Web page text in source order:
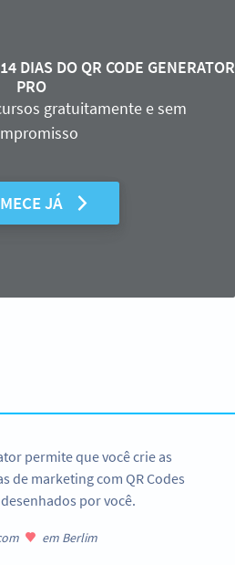
DIAS DO QR CODE GENERATOR
PRO
gratuitamente e sem
JÁ
permite que você crie as
de marketing com QR Codes
por você.
em Berlim